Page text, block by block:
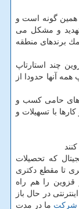
گونه است و
تهدید و مشكل می
برندهای منطقه
چند استارتاپ
آنها حدودا از
های حامی كسب و
با تسهیلات و
كه تحصیلات
تا مقطع دكتری
قزوین را هم راه
در حال باز
شركت ما در مدت